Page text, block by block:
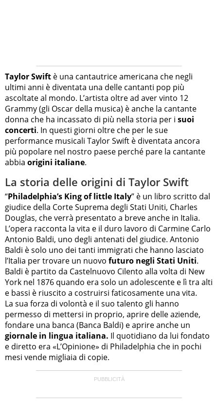
Taylor Swift è una cantautrice americana che negli
ultimi anni è diventata una delle cantanti pop più
ascoltate al mondo. L’artista oltre ad aver vinto 12
Grammy (gli Oscar della musica) è anche la cantante
donna che ha incassato di più nella storia per i suoi
concerti. In questi giorni oltre che per le sue
performance musicali Taylor Swift è diventata ancora
più popolare nel nostro paese perché pare la cantante
abbia origini italiane.
La storia delle origini di Taylor Swift
“Philadelphia’s King of little Italy” è un libro scritto dal
giudice della Corte Suprema degli Stati Uniti, Charles
Douglas, che verrà presentato a breve anche in Italia.
L’opera racconta la vita e il duro lavoro di Carmine Carlo
Antonio Baldi, uno degli antenati del giudice. Antonio
Baldi è solo uno dei tanti immigrati che hanno lasciato
l’Italia per trovare un nuovo futuro negli Stati Uniti.
Baldi è partito da Castelnuovo Cilento alla volta di New
York nel 1876 quando era solo un adolescente e lì tra alti
e bassi è riuscito a costruirsi faticosamente una vita.
La sua forza di volontà e il suo talento gli hanno
permesso di mettersi in proprio, aprire delle aziende,
fondare una banca (Banca Baldi) e aprire anche un
giornale in lingua italiana. Il quotidiano da lui fondato
e diretto era «L’Opinione» di Philadelphia che in pochi
mesi vende migliaia di copie.